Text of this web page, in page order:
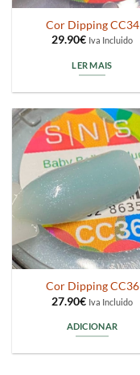
Cor Dipping CC34
29.90€ Iva Incluido
LER MAIS
Cor Dipping CC36
27.90€ Iva Incluido
ADICIONAR